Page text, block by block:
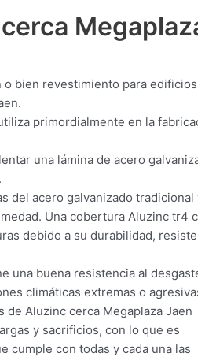
bien revestimiento para
primordialmente en la
una lámina de acero
del acero galvanizado tradicional
Una cobertura Aluzinc tr4
debido a su durabilidad,
una buena resistencia al
climáticas extremas o
Aluzinc cerca Megaplaza Jaen
y sacrificios, con lo que es
cumple con todas y cada una las